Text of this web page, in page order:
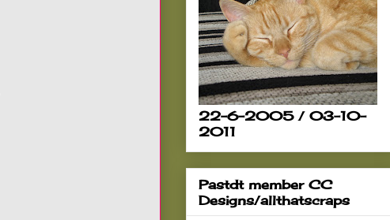
22-6-2005 / 03-10-
2011
Pastdt member CC
Designs/allthatscraps